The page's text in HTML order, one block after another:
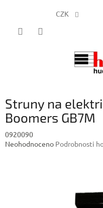
CZK
Struny na
Boomers GB7M
0920090
Průměrné
Neohodnoceno Podrobnosti